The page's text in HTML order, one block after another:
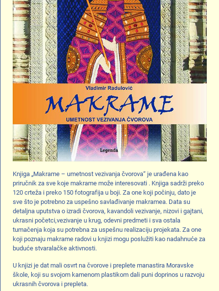
Knjiga „Makrame – umetnost vezivanja čvorova“ je urađena kao
priručnik za sve koje makrame može interesovati . Knjiga sadrži preko
120 crteža i preko 150 fotografija u boji. Za one koji počinju, dato je
sve što je potrebno za uspešno savlađivanje makramea. Data su
detaljna uputstva o izradi čvorova, kavandoli vezivanje, nizovi i gajtani,
ukrasni početci,vezivanje u krug, odevni predmeti i sva ostala
tumačenja koja su potrebna za uspešnu realizaciju projekata. Za one
koji poznaju makrame radovi u knjizi mogu poslužiti kao nadahnuće za
buduće stvaralačke aktivnosti.
U knjizi je dat mali osvrt na čvorove i preplete manastira Moravske
škole, koji su svojom kamenom plastikom dali puni doprinos u razvoju
ukrasnih čvorova i prepleta.